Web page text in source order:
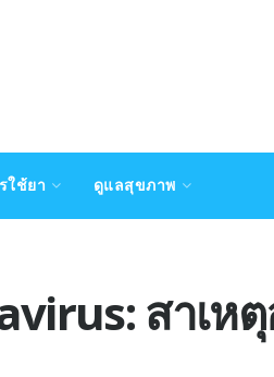
ใช้ยา ดูแลสุขภาพ
สาเห